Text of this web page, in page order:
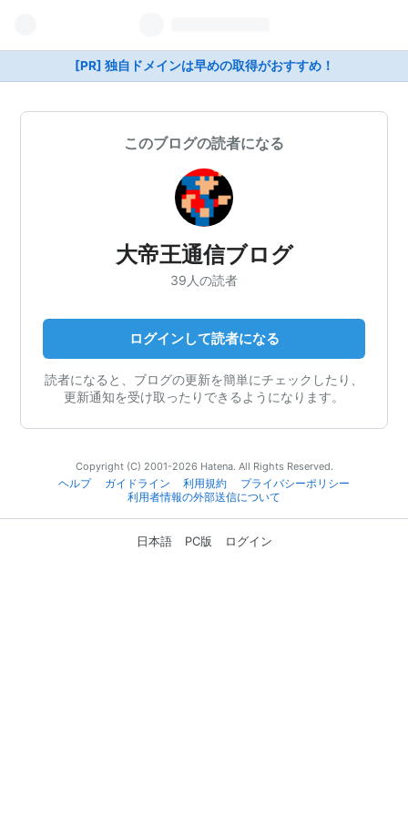
[PR] 独自ドメインは早めの取得がおすすめ！
このブログの読者になる
大帝王通信ブログ
39人の読者
ログインして読者になる
読者になると、ブログの更新を簡単にチェックしたり、
更新通知を受け取ったりできるようになります。
Copyright (C) 2001-2026 Hatena. All Rights Reserved.
ヘルプ
ガイドライン 利用規約
プライバシーポリシー
利用者情報の外部送信について
日本語 PC版 ログイン